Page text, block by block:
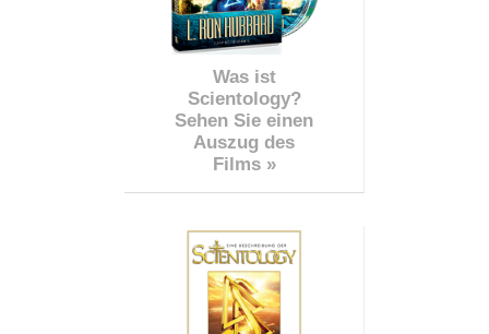
Was ist
Scientology?
Sehen Sie einen
Auszug des
Films »